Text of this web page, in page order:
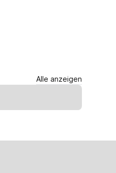
Alle anzeigen